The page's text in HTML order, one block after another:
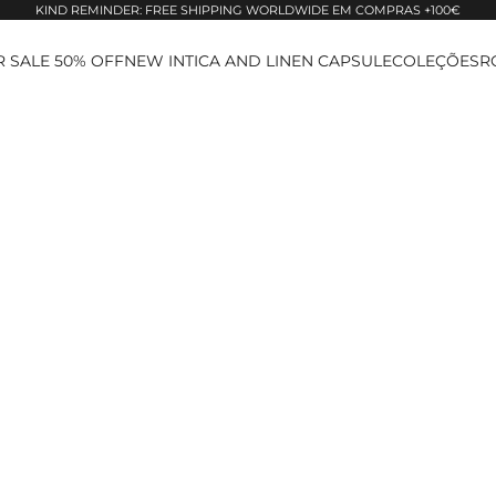
KIND REMINDER: FREE SHIPPING WORLDWIDE EM COMPRAS +100€
SALE 50% OFFNEW INTICA AND LINEN CAPSULECOLEÇÕES